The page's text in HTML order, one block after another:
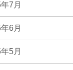
7月
6月
5月